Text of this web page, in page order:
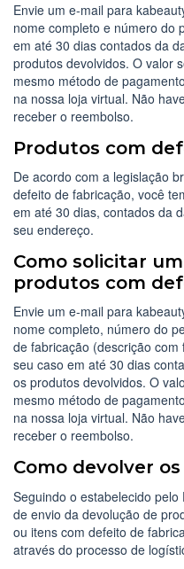
Envie um e-mail para
nome completo e número do
em até 30 dias contados da
produtos devolvidos. O valor
mesmo método de
na nossa loja virtual. Não
receber o reembolso.
Produtos com
De acordo com a legislação
defeito de fabricação, você
em até 30 dias, contados da
seu endereço.
Como solicitar
produtos com
Envie um e-mail para
nome completo, número do
de fabricação (descrição
seu caso em até 30 dias
os produtos devolvidos. O
mesmo método de
na nossa loja virtual. Não
receber o reembolso.
Como devolver
Seguindo o estabelecido
de envio da devolução de
ou itens com defeito de
através do processo de